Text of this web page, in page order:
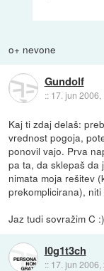
o+ nevone
Gundolf
:: 17. jun 2006,
Kaj ti zdaj delaš:
vrednost pogoja,
ponovil vajo. Prva
pa ta, da sklepaš da
nimata moja rešitev
prekomplicirana),
Jaz tudi sovražim C :)
l0g1t3ch
:: 17. jun 2006,